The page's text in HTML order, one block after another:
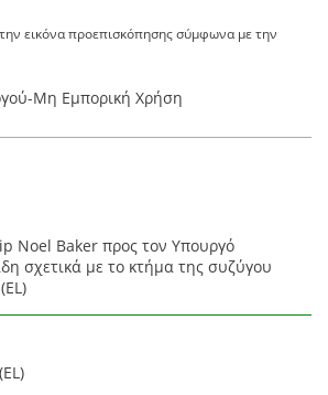
εικόνα προεπισκόπησης σύμφωνα με την
Μη Εμπορική Χρήση
Noel Baker προς τον Υπουργό
σχετικά με το κτήμα της συζύγου